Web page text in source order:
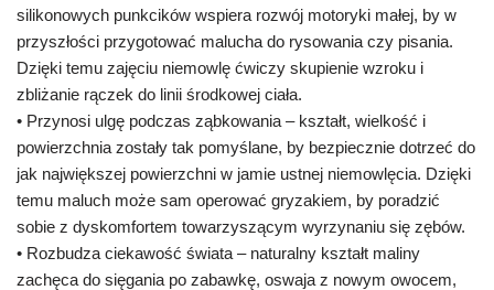
silikonowych punkcików wspiera rozwój motoryki małej, by w
przyszłości przygotować malucha do rysowania czy pisania.
Dzięki temu zajęciu niemowlę ćwiczy skupienie wzroku i
zbliżanie rączek do linii środkowej ciała.
• Przynosi ulgę podczas ząbkowania – kształt, wielkość i
powierzchnia zostały tak pomyślane, by bezpiecznie dotrzeć do
jak największej powierzchni w jamie ustnej niemowlęcia. Dzięki
temu maluch może sam operować gryzakiem, by poradzić
sobie z dyskomfortem towarzyszącym wyrzynaniu się zębów.
• Rozbudza ciekawość świata – naturalny kształt maliny
zachęca do sięgania po zabawkę, oswaja z nowym owocem,